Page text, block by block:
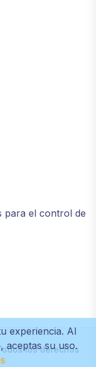
para el control de
los derechos
experiencia. Al
aceptas su uso.